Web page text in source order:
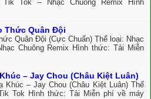
Tik Tok – Nhạc Chuông Remix Hình
Thức Quân Đội
Quân Đội (Cực Chuẩn) Thể loại: Nhạc
Chuông Remix Hình thức: Tải Miễn
– Jay Chou (Châu Kiệt Luân)
Khúc – Jay Chou (Châu Kiệt Luân) Thể
Tok Hình thức: Tải Miễn phí về máy